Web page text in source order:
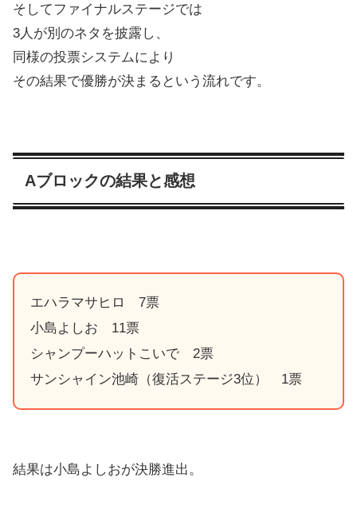
そしてファイナルステージでは
3人が別のネタを披露し、
同様の投票システムにより
その結果で優勝が決まるという流れです。
Aブロックの結果と感想
エハラマサヒロ 7票
小島よしお 11票
シャンプーハットこいで 2票
サンシャイン池崎（復活ステージ3位） 1票
結果は小島よしおが決勝進出。